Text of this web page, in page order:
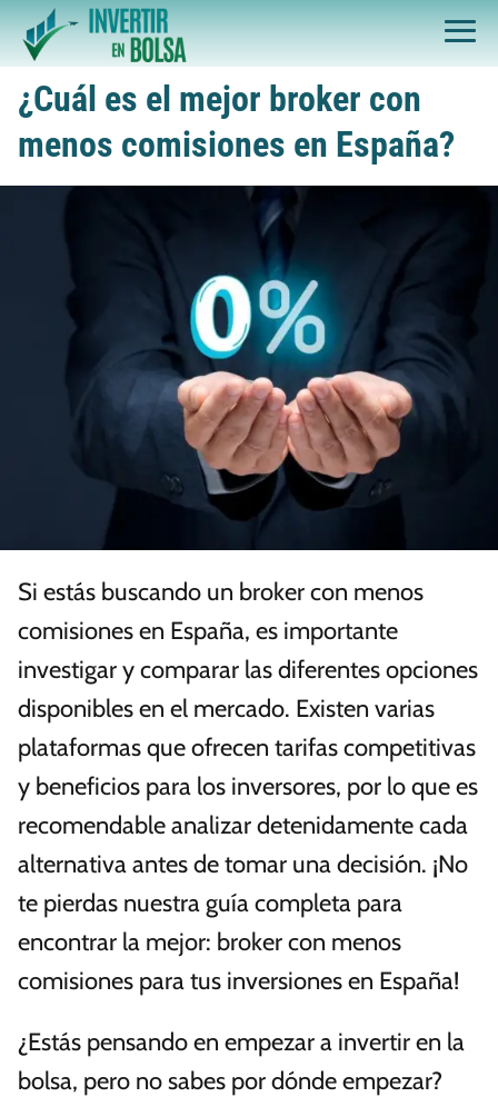
¿Cuál es el mejor broker con
menos comisiones en España?
Si estás buscando un broker con menos
comisiones en España, es importante
investigar y comparar las diferentes opciones
disponibles en el mercado. Existen varias
plataformas que ofrecen tarifas competitivas
y beneficios para los inversores, por lo que es
recomendable analizar detenidamente cada
alternativa antes de tomar una decisión. ¡No
te pierdas nuestra guía completa para
encontrar la mejor: broker con menos
comisiones para tus inversiones en España!
¿Estás pensando en empezar a invertir en la
bolsa, pero no sabes por dónde empezar?